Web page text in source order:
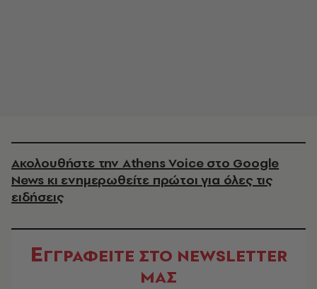
Ακολουθήστε την Athens Voice στο Google
News κι ενημερωθείτε πρώτοι για όλες τις
ειδήσεις
ΕΓΓΡΑΦΕΙΤΕ ΣΤΟ NEWSLETTER
ΜΑΣ